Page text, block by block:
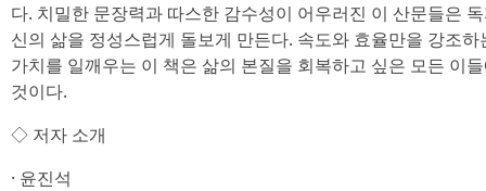
다. 치밀한 문장력과 따스한 감수성이 어우러진 이 산문들은
신의 삶을 정성스럽게 돌보게 만든다. 속도와 효율만을 강조
가치를 일깨우는 이 책은 삶의 본질을 회복하고 싶은 모든 이
것이다.
◇ 저자 소개
· 윤진석